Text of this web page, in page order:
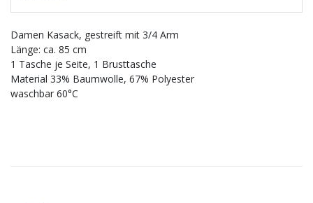
Damen Kasack, gestreift mit 3/4 Arm
Länge: ca. 85 cm
1 Tasche je Seite, 1 Brusttasche
Material 33% Baumwolle, 67% Polyester
waschbar 60°C